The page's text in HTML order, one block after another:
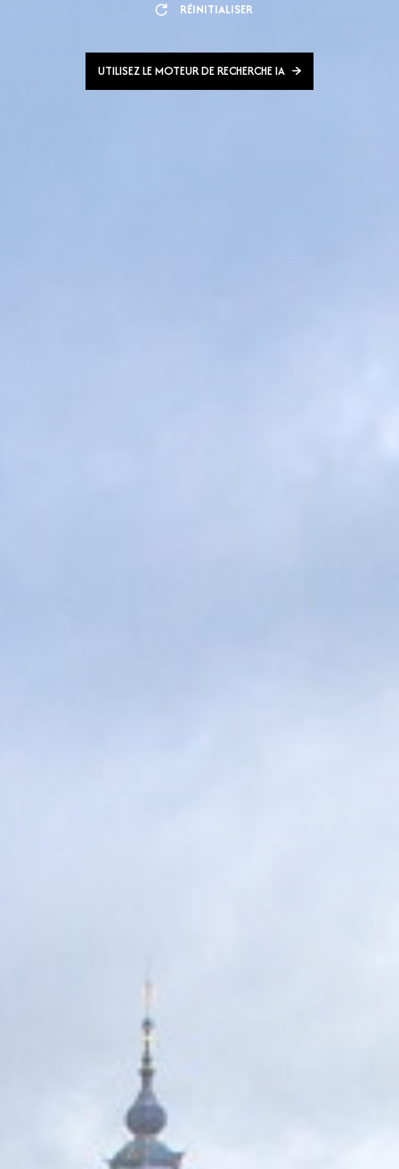
RÉINITIALISER
UTILISEZ LE MOTEUR DE RECHERCHE IA